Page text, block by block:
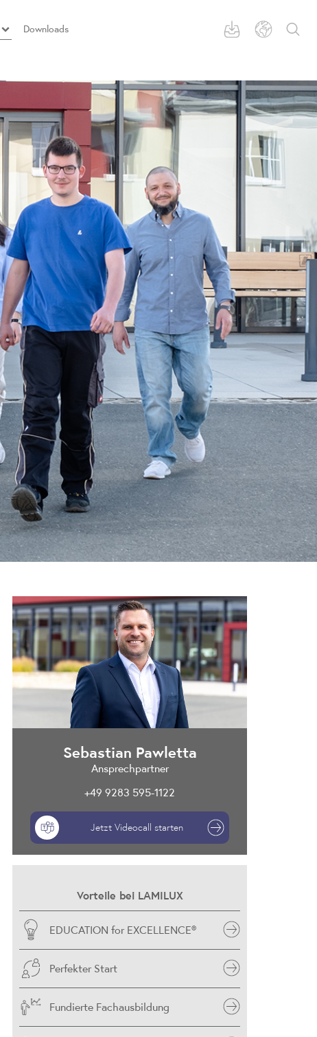
Downloads
Sebastian Pawletta
Ansprechpartner
+49 9283 595-1122
Jetzt Videocall starten
Vorteile bei LAMILUX
EDUCATION for EXCELLENCE®
Perfekter Start
Fundierte Fachausbildung